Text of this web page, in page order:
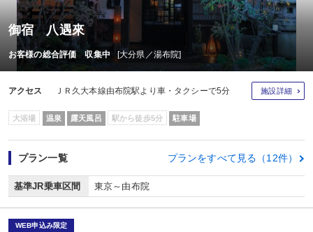
御宿 八遇來
お客様の総合評価 収集中 [大分県／湯布院]
アクセス ＪＲ久大本線由布院駅より車・タクシーで5分 施設詳細
大浴場 温泉 露天風呂 駅から徒歩5分 駐車場
プラン一覧 プランをすべて見る（12件）
基準JR乗車区間 東京～由布院
WEB申込み限定